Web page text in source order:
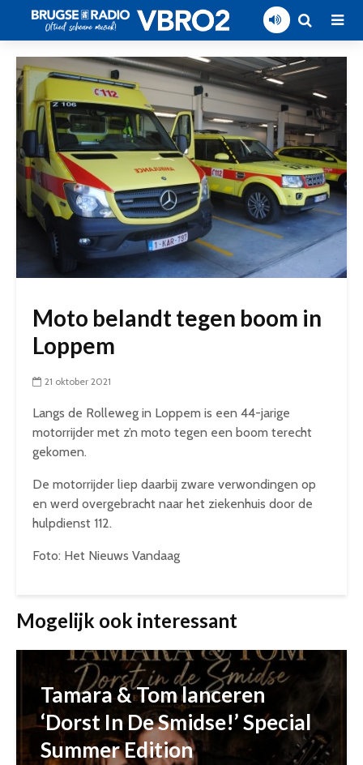
Moto belandt tegen boom in
Loppem
21 oktober 2021
Langs de Rolleweg in Loppem is een 44-jarige
motorrijder met z’n moto tegen een boom terecht
gekomen.
De motorrijder liep daarbij zware verwondingen op
en werd overgebracht naar het ziekenhuis door de
hulpdienst 112.
Foto: Het Nieuws Vandaag
Mogelijk ook interessant
Tamara & Tom lanceren
‘Dorst In De Smidse!’ Special
Summer Edition